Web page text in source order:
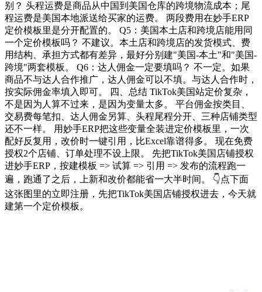
别？ 头程运费是商品从中国到美国仓库的跨境物流成本；尾
程运费是美国本地派送给买家的运费。 两段费用在妙手ERP
定价模板里是分开配置的。 Q5：美国本土店和跨境店能用同
一个定价模板吗？ 不建议。本土店和跨境店的发货模式、费
用结构、承担方式都有差异，最好分别建"美国-本土"和"美国-
跨境"两套模板。 Q6：达人佣金一定要填吗？ 不一定。如果
商品不与达人合作推广，达人佣金可以不填。与达人合作时，
按实际佣金率填入即可。 四、总结 TikTok美国站定价复杂，
不是因为人算不过来，是因为变量太多。 平台佣金按类目、
交易费每笔扣、达人佣金另算、头程尾程分开、三种店铺类型
还不一样。 用妙手ERP把这些变量全装进定价模板里，一次
配好反复用，改价时一键引用，比Excel靠谱得多。 现在免费
授权2个店铺、订单处理不设上限。 先把TikTok美国店铺授权
进妙手ERP，按建模板 => 试算 => 引用 => 发布的流程跑一
遍，跑通了之后，上新和改价都能省一大半时间。 👇点下面
这张图里的立即注册，先把TikTok美国店铺授权进去，今天就
建第一个定价模板。